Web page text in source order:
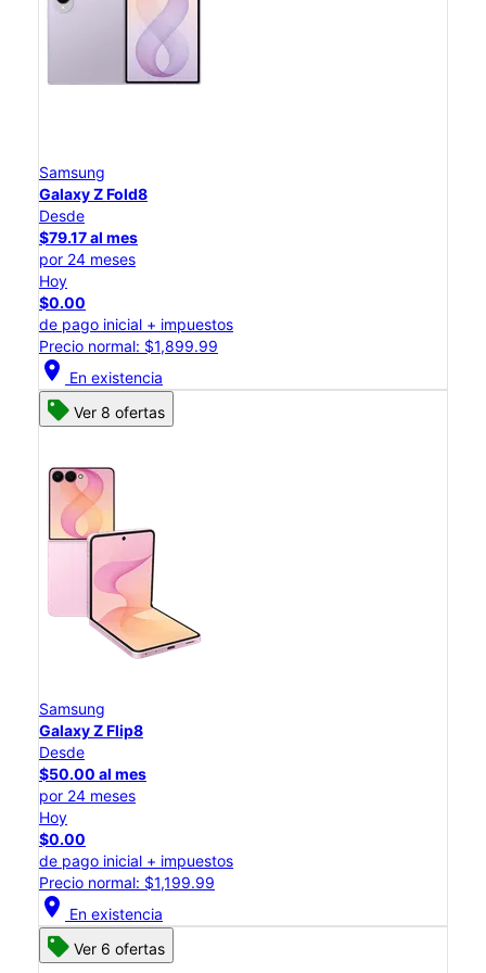
Samsung
Galaxy Z Fold8
Desde
$79.17 al mes
por 24 meses
Hoy
$0.00
de pago inicial + impuestos
Precio normal: $1,899.99
location_on En existencia
Ver 8 ofertas
Samsung
Galaxy Z Flip8
Desde
$50.00 al mes
por 24 meses
Hoy
$0.00
de pago inicial + impuestos
Precio normal: $1,199.99
location_on En existencia
Ver 6 ofertas